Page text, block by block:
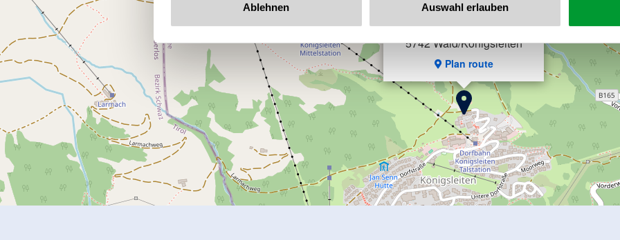
Ablehnen Auswahl erlauben
Königsleiten 288
5742 Wald/Königsleiten
Plan route